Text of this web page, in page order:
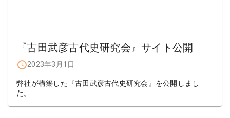
『古田武彦古代史研究会』サイト公開
2023年3月1日
弊社が構築した『古田武彦古代史研究会』を公開しまし
た。